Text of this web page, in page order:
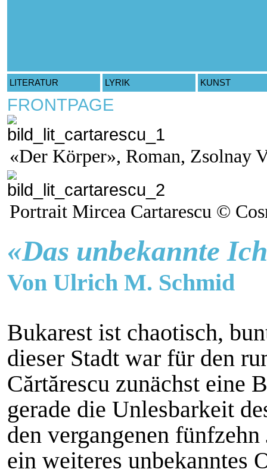
LITERATUR LYRIK KUNST
FRONTPAGE
«Der Körper», Roman, Zsolnay
Portrait Mircea Cartarescu ©
«Das unbekannte
Von Ulrich M. Schmid
Bukarest ist chaotisch,
dieser Stadt war für den
Cărtărescu zunächst eine
gerade die Unlesbarkeit
den vergangenen
ein weiteres unbekanntes